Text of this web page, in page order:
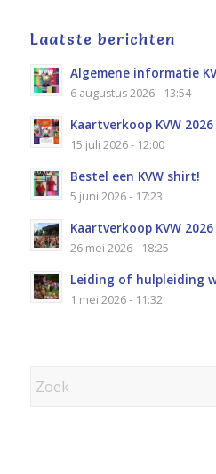
Laatste berichten
Algemene informatie
6 augustus 2026 - 13:54
Kaartverkoop KVW
15 juli 2026 - 12:00
Bestel een KVW shirt!
5 juni 2026 - 17:23
Kaartverkoop KVW 2026
26 mei 2026 - 18:25
Leiding of hulpleiding
1 mei 2026 - 11:32